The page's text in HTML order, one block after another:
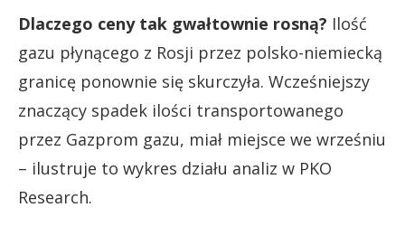
Dlaczego ceny tak gwałtownie rosną? Ilość
gazu płynącego z Rosji przez polsko-niemiecką
granicę ponownie się skurczyła. Wcześniejszy
znaczący spadek ilości transportowanego
przez Gazprom gazu, miał miejsce we wrześniu
– ilustruje to wykres działu analiz w PKO
Research.